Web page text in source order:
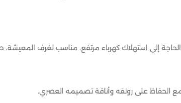
إلى استهلاك كهرباء مرتفع. مناسب لغرف المعيشة،
الحفاظ على رونقه وأناقة تصميمه العصري.